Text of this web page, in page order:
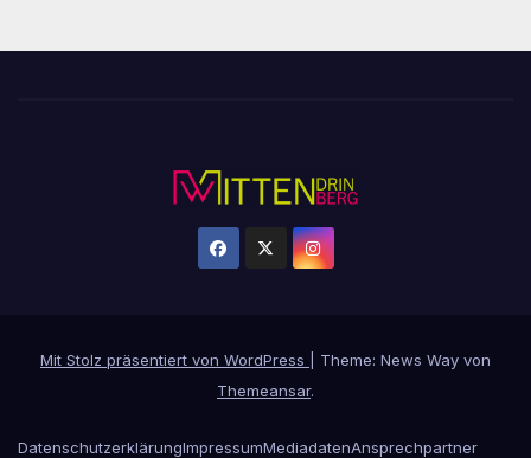
Mit Stolz präsentiert von WordPress
Theme: News Way von
Themeansar.
DatenschutzerklärungImpressumMediadatenAnsprechpartner